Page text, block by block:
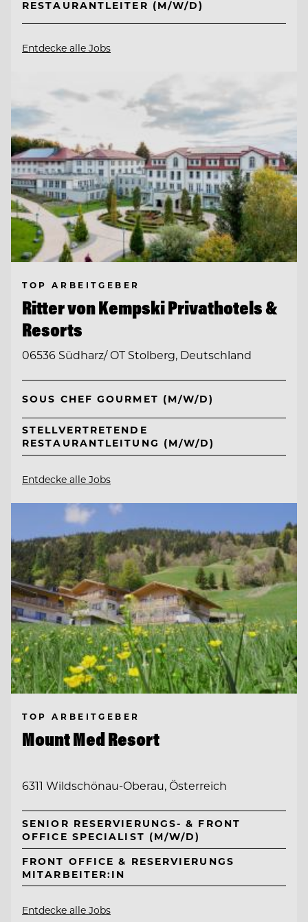
RESTAURANTLEITER (M/W/D)
Entdecke alle Jobs
TOP ARBEITGEBER
Ritter von Kempski Privathotels &
Resorts
06536 Südharz/ OT Stolberg, Deutschland
SOUS CHEF GOURMET (M/W/D)
STELLVERTRETENDE
RESTAURANTLEITUNG (M/W/D)
Entdecke alle Jobs
TOP ARBEITGEBER
Mount Med Resort
6311 Wildschönau-Oberau, Österreich
SENIOR RESERVIERUNGS- & FRONT
OFFICE SPECIALIST (M/W/D)
FRONT OFFICE & RESERVIERUNGS
MITARBEITER:IN
Entdecke alle Jobs